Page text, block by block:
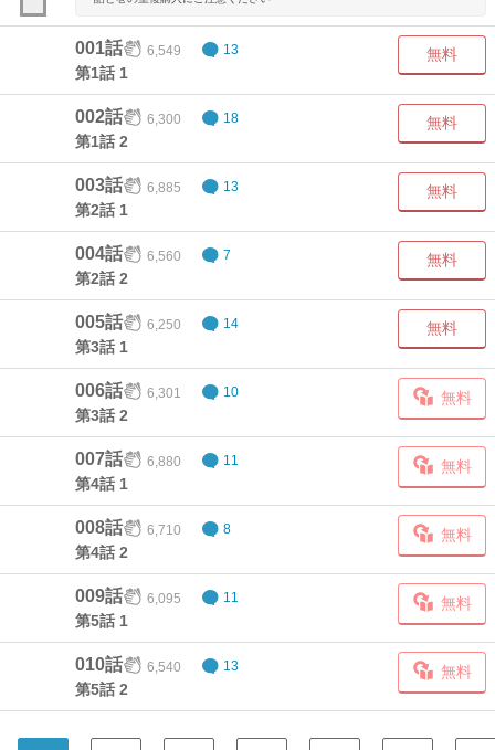
001話 6,549 13
第1話 1
無料
002話 6,300 18
第1話 2
無料
003話 6,885 13
第2話 1
無料
004話 6,560 7
第2話 2
無料
005話 6,250 14
第3話 1
無料
006話 6,301 10
第3話 2
無料
007話 6,880 11
第4話 1
無料
008話 6,710 8
第4話 2
無料
009話 6,095 11
第5話 1
無料
010話 6,540 13
第5話 2
無料